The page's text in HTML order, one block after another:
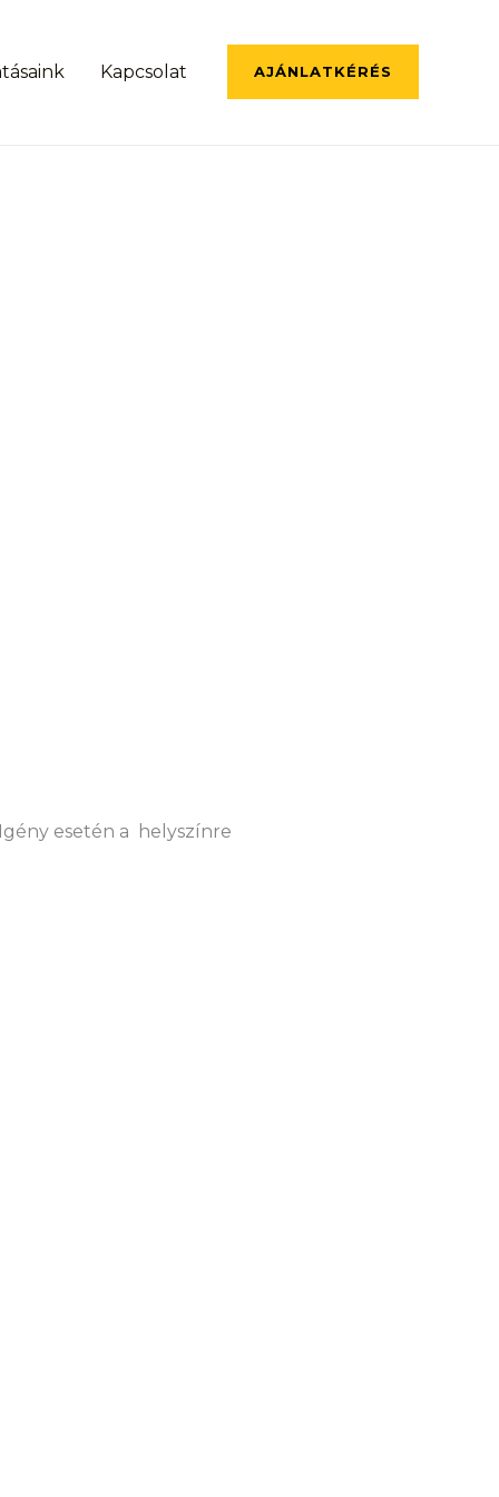
Kapcsolat AJÁNLATKÉRÉS
esetén a helyszínre